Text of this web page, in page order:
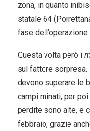
zona, in quanto
statale 64
fase dell’operazione
Questa volta però i
sul fattore sorpresa.
devono superare le
campi minati, per poi
perdite sono alte, e
febbraio, grazie